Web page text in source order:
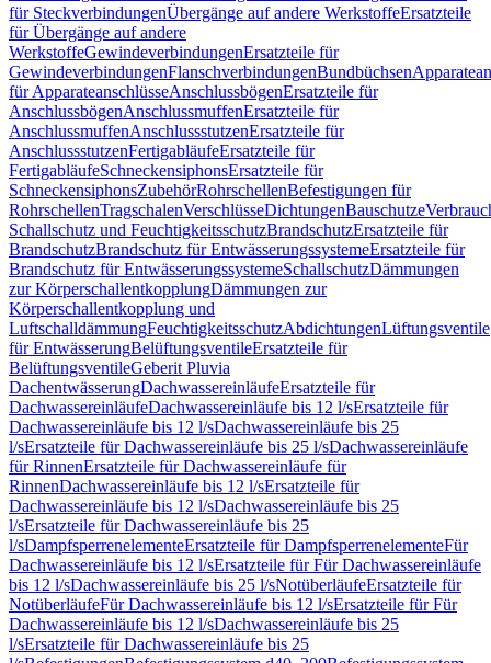
für SteckverbindungenÜbergänge auf andere WerkstoffeErsatzteile
für Übergänge auf andere
WerkstoffeGewindeverbindungenErsatzteile für
GewindeverbindungenFlanschverbindungenBundbüchsen
für ApparateanschlüsseAnschlussbögenErsatzteile für
AnschlussbögenAnschlussmuffenErsatzteile für
AnschlussmuffenAnschlussstutzenErsatzteile für
AnschlussstutzenFertigabläufeErsatzteile für
FertigabläufeSchneckensiphonsErsatzteile für
SchneckensiphonsZubehörRohrschellenBefestigungen für
RohrschellenTragschalenVerschlüsseDichtungenBauschutze
Schallschutz und FeuchtigkeitsschutzBrandschutzErsatzteile für
BrandschutzBrandschutz für EntwässerungssystemeErsatzteile für
Brandschutz für EntwässerungssystemeSchallschutzDämmungen
zur KörperschallentkopplungDämmungen zur
Körperschallentkopplung und
LuftschalldämmungFeuchtigkeitsschutzAbdichtungenLüftungsventile
für EntwässerungBelüftungsventileErsatzteile für
BelüftungsventileGeberit Pluvia
DachentwässerungDachwassereinläufeErsatzteile für
DachwassereinläufeDachwassereinläufe bis 12 l/sErsatzteile für
Dachwassereinläufe bis 12 l/sDachwassereinläufe bis 25
l/sErsatzteile für Dachwassereinläufe bis 25 l/sDachwassereinläufe
für RinnenErsatzteile für Dachwassereinläufe für
RinnenDachwassereinläufe bis 12 l/sErsatzteile für
Dachwassereinläufe bis 12 l/sDachwassereinläufe bis 25
l/sErsatzteile für Dachwassereinläufe bis 25
l/sDampfsperrenelementeErsatzteile für DampfsperrenelementeFür
Dachwassereinläufe bis 12 l/sErsatzteile für Für Dachwassereinläufe
bis 12 l/sDachwassereinläufe bis 25 l/sNotüberläufeErsatzteile für
NotüberläufeFür Dachwassereinläufe bis 12 l/sErsatzteile für Für
Dachwassereinläufe bis 12 l/sDachwassereinläufe bis 25
l/sErsatzteile für Dachwassereinläufe bis 25